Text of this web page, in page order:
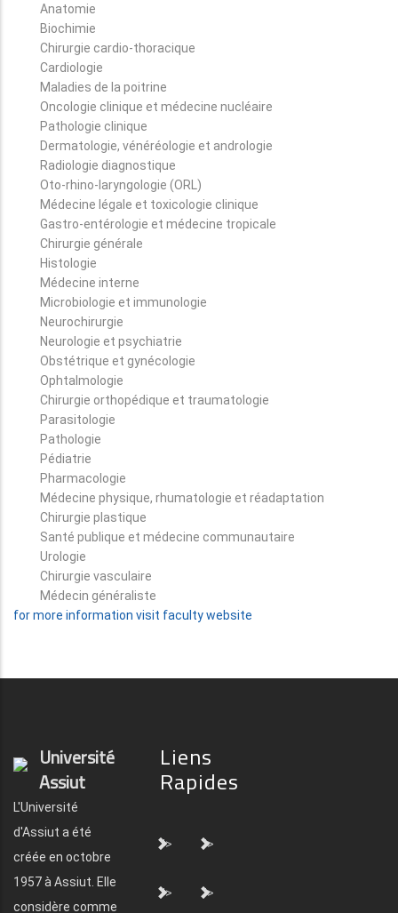
Anatomie
Biochimie
Chirurgie cardio-thoracique
Cardiologie
Maladies de la poitrine
Oncologie clinique et médecine nucléaire
Pathologie clinique
Dermatologie, vénéréologie et andrologie
Radiologie diagnostique
Oto-rhino-laryngologie (ORL)
Médecine légale et toxicologie clinique
Gastro-entérologie et médecine tropicale
Chirurgie générale
Histologie
Médecine interne
Microbiologie et immunologie
Neurochirurgie
Neurologie et psychiatrie
Obstétrique et gynécologie
Ophtalmologie
Chirurgie orthopédique et traumatologie
Parasitologie
Pathologie
Pédiatrie
Pharmacologie
Médecine physique, rhumatologie et réadaptation
Chirurgie plastique
Santé publique et médecine communautaire
Urologie
Chirurgie vasculaire
Médecin généraliste
for more information visit faculty website
Université
Assiut
L'Université
d'Assiut a été
créée en octobre
1957 à Assiut. Elle
considère comme
Liens
Rapides
"> ">
"> ">